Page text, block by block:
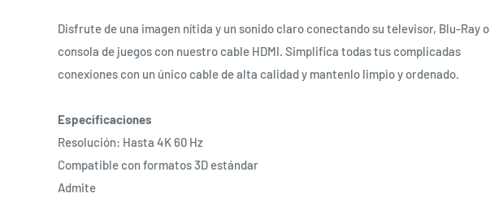
Disfrute de una imagen nítida y un sonido claro conectando su televisor, Blu-Ray o
consola de juegos con nuestro cable HDMI. Simplifica todas tus complicadas
conexiones con un único cable de alta calidad y mantenlo limpio y ordenado.
Especificaciones
Resolución: Hasta 4K 60 Hz
Compatible con formatos 3D estándar
Admite